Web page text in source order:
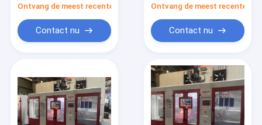
Producten
Ongeveer ons
Ontvang de meest recente Prijs
Contact nu
Ontvang de meest recente
Contact nu